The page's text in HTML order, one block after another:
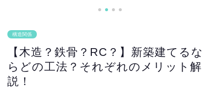
構造関係
【木造？鉄骨？RC？】新築建てるな
らどの工法？それぞれのメリット解
説！